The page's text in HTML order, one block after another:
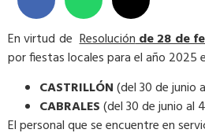
En virtud deResoluciónde 28 de
por fiestas locales para el año 2025
CASTRILLÓN(del 30 de junio
CABRALES(del 30 de junio al
El personal que se encuentre en